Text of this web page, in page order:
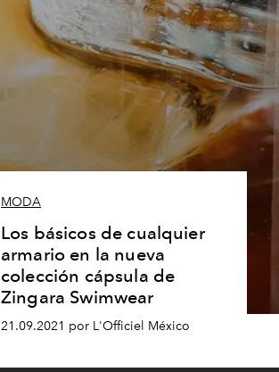
MODA
Los básicos de cualquier
armario en la nueva
colección cápsula de
Zingara Swimwear
21.09.2021 por L'Officiel México